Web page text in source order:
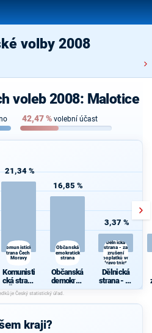
volby 2008
voleb 2008: Malotice
42,47% volební účast
21,34 %
Komunistická
strana Čech a
Moravy
Komunisti
cká strana
Čech a
Moravy
16,85 %
Občanská
demokratická
strana
Občanská
demokrati
cká strana
3,37 %
Dělnická
strana - za
zrušení
poplatků ve
zdravotnictví
Dělnická
strana - za
zrušení
ve
kraji?